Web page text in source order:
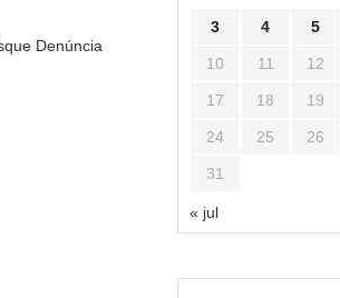
Denúncia
3 4 5
10 11 12
17 18 19
24 25 26
31
« jul